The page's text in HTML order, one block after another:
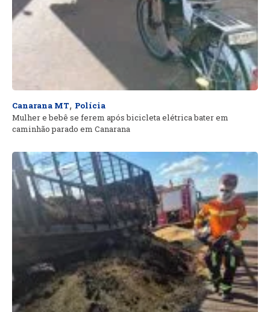
Canarana MT, Polícia
Mulher e bebê se ferem após bicicleta elétrica bater em
caminhão parado em Canarana